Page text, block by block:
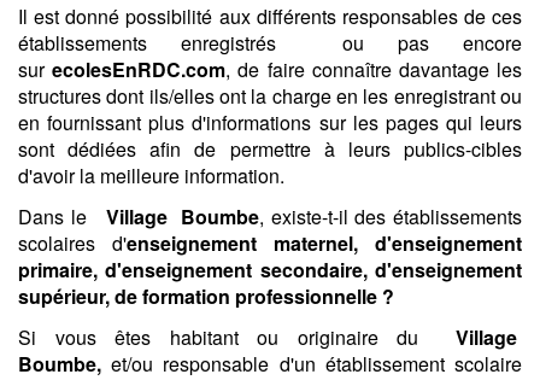
Il est donné possibilité aux différents responsables de ces
établissements enregistrés ou pas encore
surecolesEnRDC.com, de faire connaître davantage les
structures dont ils/elles ont la charge en les enregistrant ou
en fournissant plus d'informations sur les pages qui leurs
sont dédiées afin de permettre à leurs publics-cibles
d'avoir la meilleure information.
Dans leVillage Boumbe, existe-t-il des établissements
scolaires d'enseignement maternel, d'enseignement
primaire, d'enseignement secondaire, d'enseignement
supérieur, de formation professionnelle ?
Si vous êtes habitant ou originaire du Village
Boumbe,et/ou responsable d'un établissement scolaire